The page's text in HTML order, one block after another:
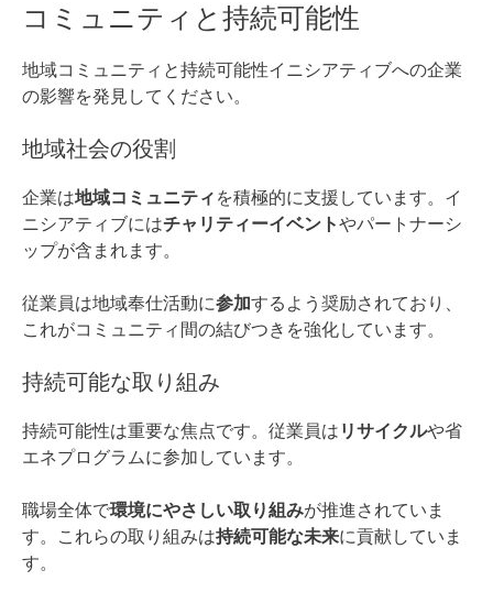
コミュニティと持続可能性
地域コミュニティと持続可能性イニシアティブへの企業
の影響を発見してください。
地域社会の役割
企業は地域コミュニティ を積極的に支援しています。イ
ニシアティブにはチャリティーイベントやパートナーシ
ップが含まれます。
従業員は地域奉仕活動に参加するよう奨励されており、
これがコミュニティ間の結びつきを強化しています。
持続可能な取り組み
持続可能性は重要な焦点です。従業員は リサイクルや省
エネプログラムに参加しています。
職場全体で環境にやさしい取り組みが推進されていま
す。これらの取り組みは持続可能な未来に貢献していま
す。